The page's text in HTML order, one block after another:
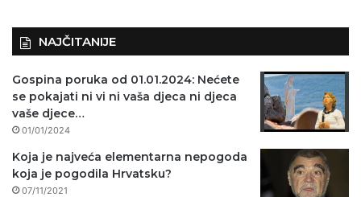
NAJČITANIJE
Gospina poruka od 01.01.2024: Nećete
se pokajati ni vi ni vaša djeca ni djeca
vaše djece…
01/01/2024
Koja je najveća elementarna nepogoda
koja je pogodila Hrvatsku?
07/11/2021